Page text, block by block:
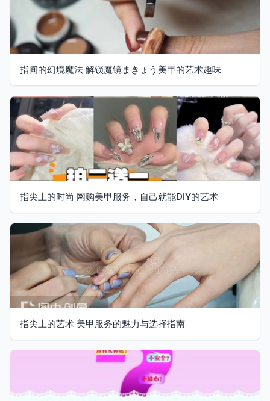
指间的幻境魔法 解锁魔镜まきょう美甲的艺术趣味
指尖上的时尚 网购美甲服务，自己就能DIY的艺术
指尖上的艺术 美甲服务的魅力与选择指南